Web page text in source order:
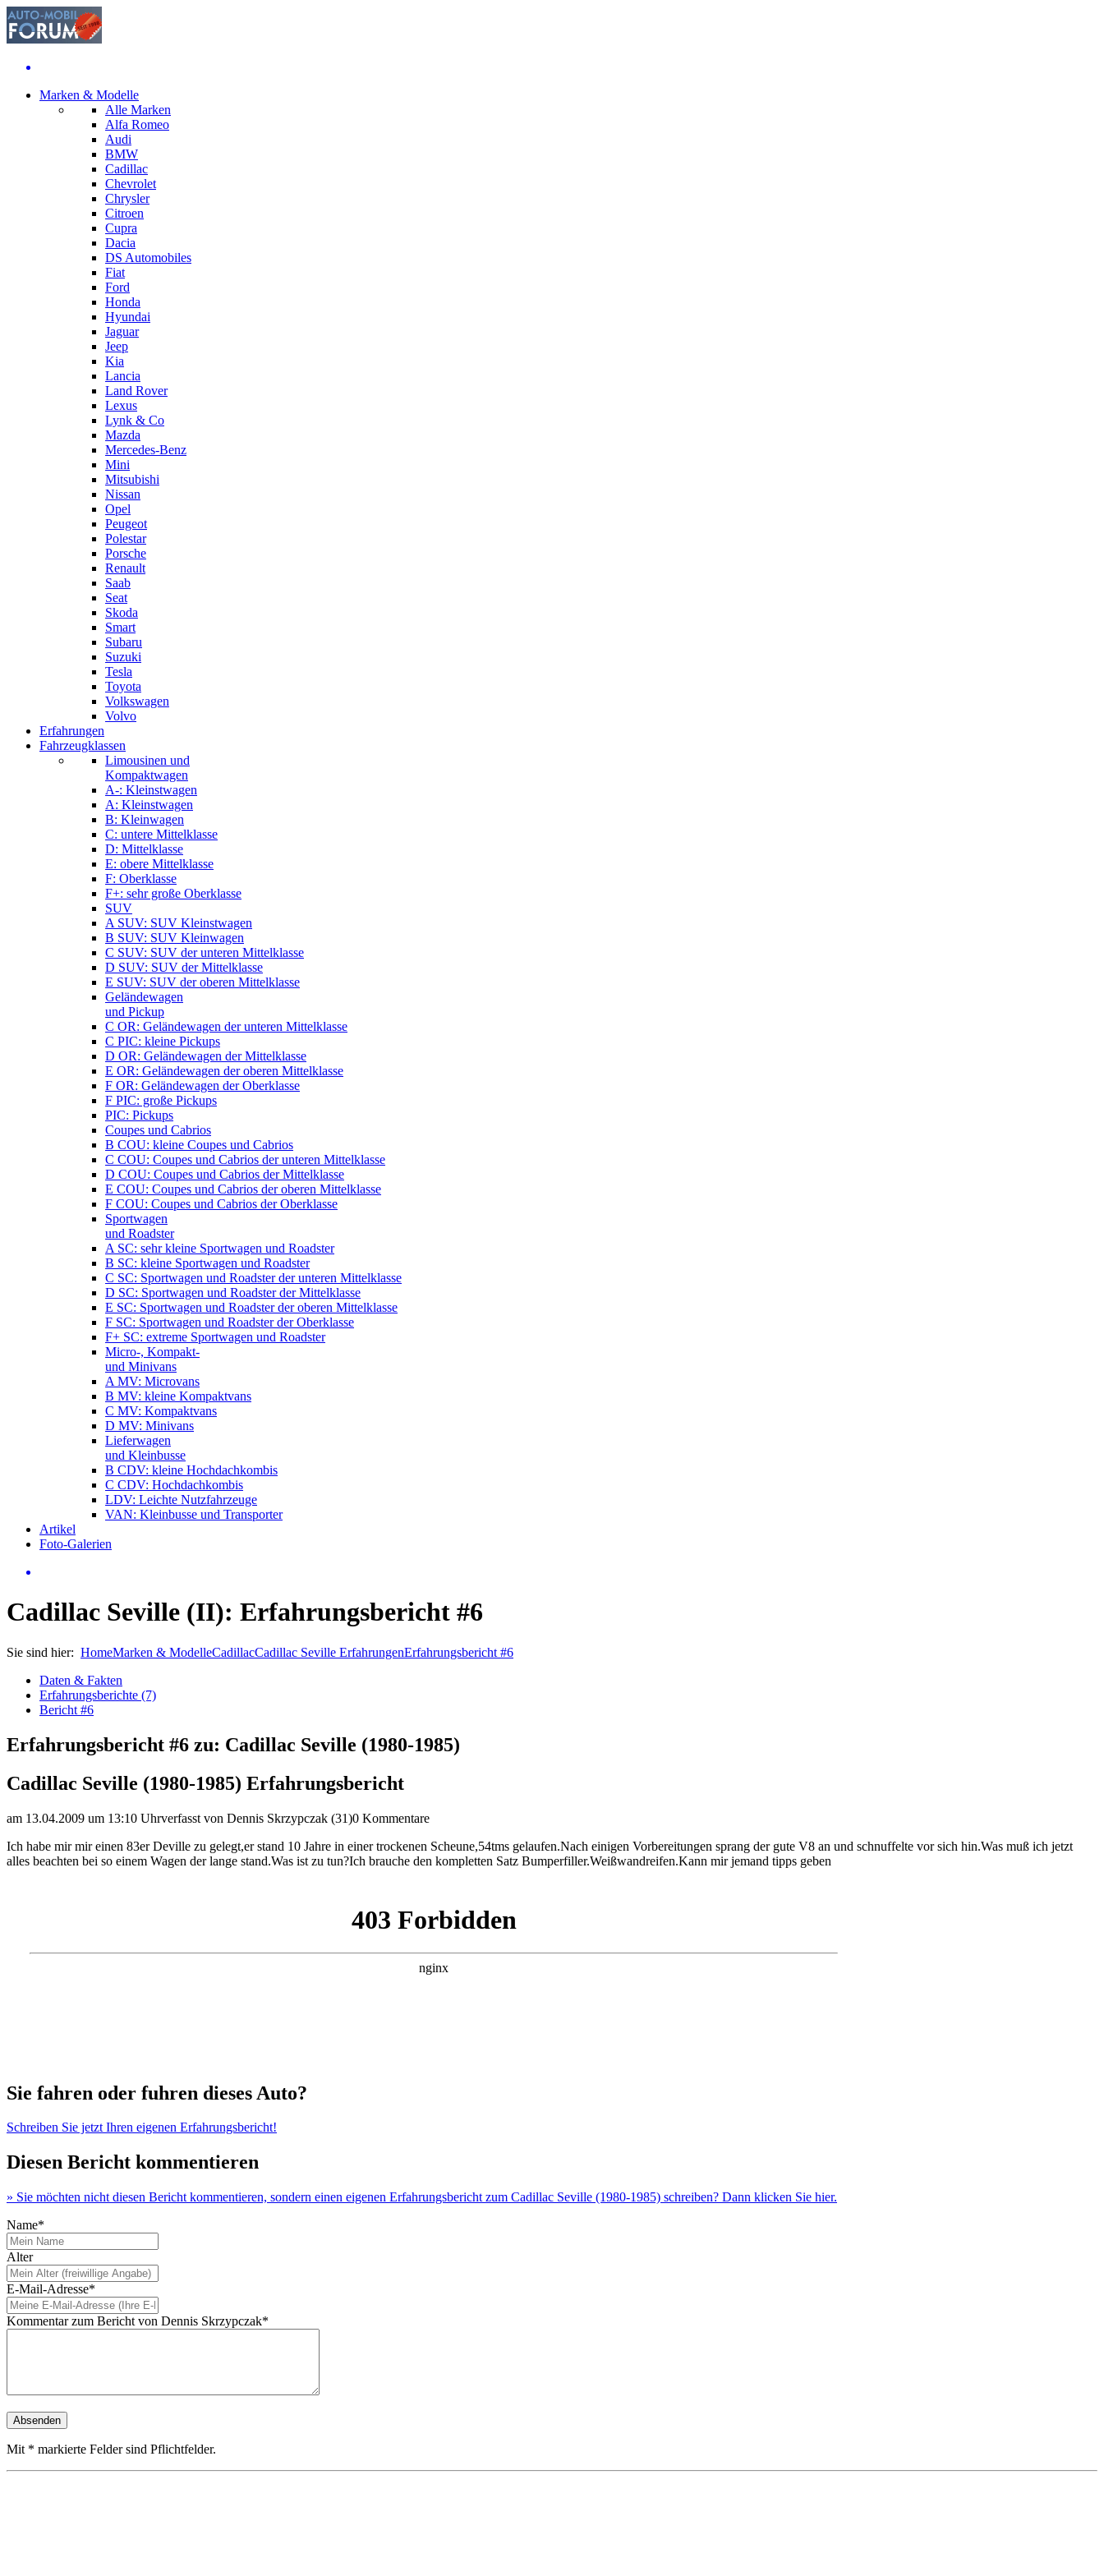
Marken & Modelle
Alle Marken
Alfa Romeo
Audi
BMW
Cadillac
Chevrolet
Chrysler
Citroen
Cupra
Dacia
DS Automobiles
Fiat
Ford
Honda
Hyundai
Jaguar
Jeep
Kia
Lancia
Land Rover
Lexus
Lynk & Co
Mazda
Mercedes-Benz
Mini
Mitsubishi
Nissan
Opel
Peugeot
Polestar
Porsche
Renault
Saab
Seat
Skoda
Smart
Subaru
Suzuki
Tesla
Toyota
Volkswagen
Volvo
Erfahrungen
Fahrzeugklassen
Limousinen und
Kompaktwagen
A-: Kleinstwagen
A: Kleinstwagen
B: Kleinwagen
C: untere Mittelklasse
D: Mittelklasse
E: obere Mittelklasse
F: Oberklasse
F+: sehr große Oberklasse
SUV
A SUV: SUV Kleinstwagen
B SUV: SUV Kleinwagen
C SUV: SUV der unteren Mittelklasse
D SUV: SUV der Mittelklasse
E SUV: SUV der oberen Mittelklasse
Geländewagen
und Pickup
C OR: Geländewagen der unteren Mittelklasse
C PIC: kleine Pickups
D OR: Geländewagen der Mittelklasse
E OR: Geländewagen der oberen Mittelklasse
F OR: Geländewagen der Oberklasse
F PIC: große Pickups
PIC: Pickups
Coupes und Cabrios
B COU: kleine Coupes und Cabrios
C COU: Coupes und Cabrios der unteren Mittelklasse
D COU: Coupes und Cabrios der Mittelklasse
E COU: Coupes und Cabrios der oberen Mittelklasse
F COU: Coupes und Cabrios der Oberklasse
Sportwagen
und Roadster
A SC: sehr kleine Sportwagen und Roadster
B SC: kleine Sportwagen und Roadster
C SC: Sportwagen und Roadster der unteren Mittelklasse
D SC: Sportwagen und Roadster der Mittelklasse
E SC: Sportwagen und Roadster der oberen Mittelklasse
F SC: Sportwagen und Roadster der Oberklasse
F+ SC: extreme Sportwagen und Roadster
Micro-, Kompakt-
und Minivans
A MV: Microvans
B MV: kleine Kompaktvans
C MV: Kompaktvans
D MV: Minivans
Lieferwagen
und Kleinbusse
B CDV: kleine Hochdachkombis
C CDV: Hochdachkombis
LDV: Leichte Nutzfahrzeuge
VAN: Kleinbusse und Transporter
Artikel
Foto-Galerien
Cadillac Seville (II): Erfahrungsbericht #6
Sie sind hier: HomeMarken & ModelleCadillacCadillac Seville ErfahrungenErfahrungsbericht #6
Daten & Fakten
Erfahrungsberichte (7)
Bericht #6
Erfahrungsbericht #6 zu: Cadillac Seville (1980-1985)
Cadillac Seville (1980-1985) Erfahrungsbericht
am 13.04.2009 um 13:10 Uhrverfasst von Dennis Skrzypczak (31)0 Kommentare
Ich habe mir mir einen 83er Deville zu gelegt,er stand 10 Jahre in einer trockenen Scheune,54tms gelaufen.Nach einigen Vorbereitungen sprang der gute V8 an und schnuffelte vor sich hin.Was muß ich jetzt
alles beachten bei so einem Wagen der lange stand.Was ist zu tun?Ich brauche den kompletten Satz Bumperfiller.Weißwandreifen.Kann mir jemand tipps geben
Sie fahren oder fuhren dieses Auto?
Schreiben Sie jetzt Ihren eigenen Erfahrungsbericht!
Diesen Bericht kommentieren
» Sie möchten nicht diesen Bericht kommentieren, sondern einen eigenen Erfahrungsbericht zum Cadillac Seville (1980-1985) schreiben? Dann klicken Sie hier.
Name*
Alter
E-Mail-Adresse*
Kommentar zum Bericht von Dennis Skrzypczak*
Mit * markierte Felder sind Pflichtfelder.